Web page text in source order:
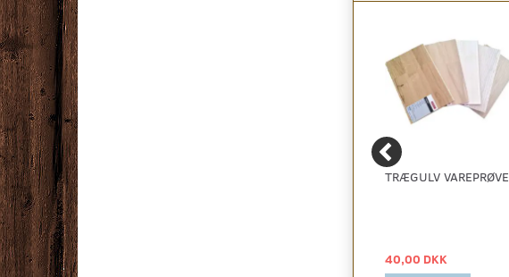
PRIMO SELVKLÆBENDE
FODLISTE FL 60 TYND
29,00 DKK
TRÆGULV VAREPRØVE
40,00 DKK